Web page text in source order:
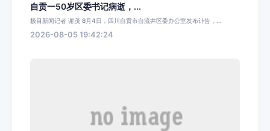
自贡一50岁区委书记病逝，...
极目新闻记者 谢茂 8月4日，四川自贡市自流井区委办公室发布讣告，...
2026-08-05 19:42:24